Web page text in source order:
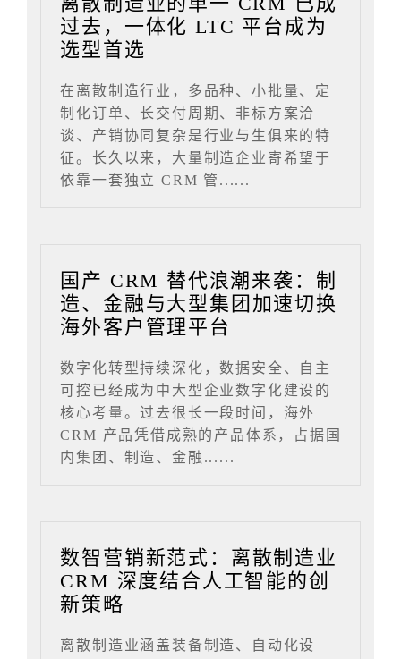
过去，一体化 LTC 平台成为
选型首选
在离散制造行业，多品种、小批量、定
制化订单、长交付周期、非标方案洽
谈、产销协同复杂是行业与生俱来的特
征。长久以来，大量制造企业寄希望于
依靠一套独立 CRM 管......
国产 CRM 替代浪潮来袭：制
造、金融与大型集团加速切换
海外客户管理平台
数字化转型持续深化，数据安全、自主
可控已经成为中大型企业数字化建设的
核心考量。过去很长一段时间，海外
CRM 产品凭借成熟的产品体系，占据国
内集团、制造、金融......
数智营销新范式：离散制造业
CRM 深度结合人工智能的创
新策略
离散制造业涵盖装备制造、自动化设